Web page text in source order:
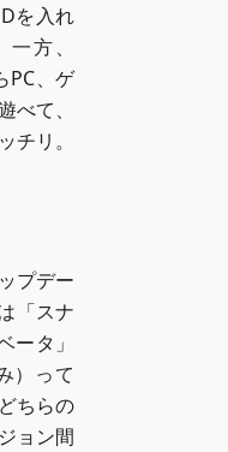
を入れ
方、
PC、ゲ
べて、
チリ。
プデー
「スナ
ータ」
）って
ちらの
ョン間